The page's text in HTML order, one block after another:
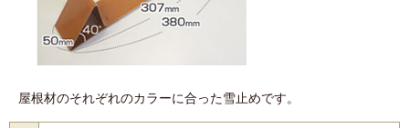
屋根材のそれぞれのカラーに合った雪止めです。